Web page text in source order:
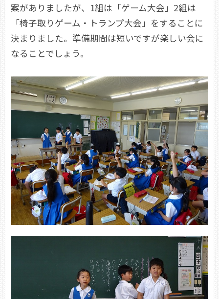
案がありましたが、1組は「ゲーム大会」2組は
「椅子取りゲーム・トランプ大会」をすることに
決まりました。準備期間は短いですが楽しい会に
なることでしょう。